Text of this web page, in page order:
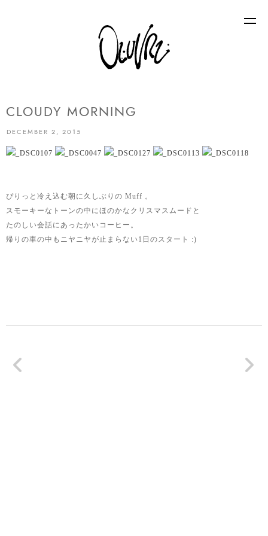
CLOUDY MORNING
DECEMBER 2, 2015
ぴりっと冷え込む朝に久しぶりの Muff 。
スモーキーなトーンの中にほのかなクリスマスムードと
たのしい会話にあったかいコーヒー。
帰りの車の中もニヤニヤが止まらない1日のスタート :)